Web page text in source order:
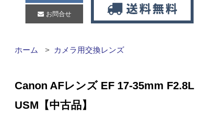
お問合せ
ホーム カメラ用交換レンズ
Canon AFレンズ EF 17-35mm F2.8L
USM【中古品】